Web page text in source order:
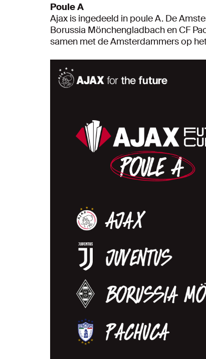
Poule A
Ajax is ingedeeld in poule A. De
Borussia Mönchengladbach en CF
samen met de Amsterdammers op